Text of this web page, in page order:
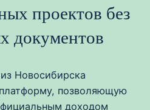
проектов без
документов
Новосибирска
позволяющую
доходом